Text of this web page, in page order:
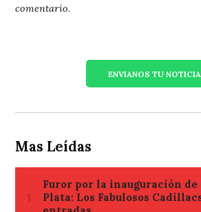
comentario.
ENVIANOS TU NOTICIA
Mas Leídas